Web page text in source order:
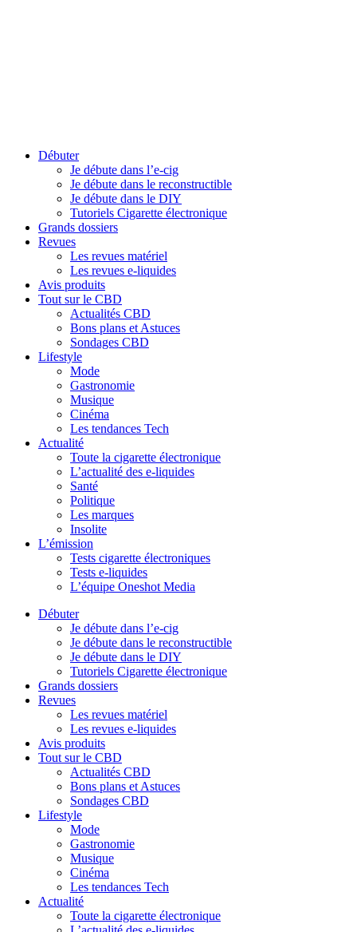
Débuter
Je débute dans l’e-cig
Je débute dans le reconstructible
Je débute dans le DIY
Tutoriels Cigarette électronique
Grands dossiers
Revues
Les revues matériel
Les revues e-liquides
Avis produits
Tout sur le CBD
Actualités CBD
Bons plans et Astuces
Sondages CBD
Lifestyle
Mode
Gastronomie
Musique
Cinéma
Les tendances Tech
Actualité
Toute la cigarette électronique
L’actualité des e-liquides
Santé
Politique
Les marques
Insolite
L’émission
Tests cigarette électroniques
Tests e-liquides
L’équipe Oneshot Media
Débuter
Je débute dans l’e-cig
Je débute dans le reconstructible
Je débute dans le DIY
Tutoriels Cigarette électronique
Grands dossiers
Revues
Les revues matériel
Les revues e-liquides
Avis produits
Tout sur le CBD
Actualités CBD
Bons plans et Astuces
Sondages CBD
Lifestyle
Mode
Gastronomie
Musique
Cinéma
Les tendances Tech
Actualité
Toute la cigarette électronique